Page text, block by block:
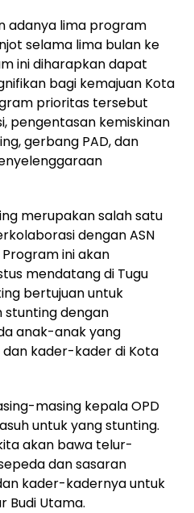
adanya lima program
selama lima bulan ke
ini diharapkan dapat
bagi kemajuan Kota
prioritas tersebut
pengentasan kemiskinan
gerbang PAD, dan
merupakan salah satu
dengan ASN
ini akan
mendatang di Tugu
bertujuan untuk
stunting dengan
anak-anak yang
kader-kader di Kota
masing kepala OPD
untuk yang stunting.
akan bawa telur-
dan sasaran
kader-kadernya untuk
Budi Utama.